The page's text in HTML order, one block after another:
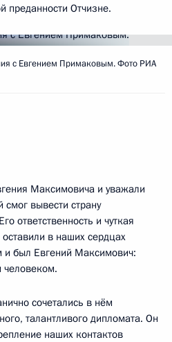
преданности Отчизне.
с Евгением Примаковым. Фото РИА
Максимовича и уважали
вывести страну
ответственность и чуткая
в наших сердцах
и был Евгений Максимович:
сочетались в нём
талантливого дипломата. Он
наших контактов